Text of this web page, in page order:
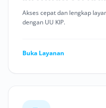
Akses cepat dan lengkap
dengan UU KIP.
Buka Layanan